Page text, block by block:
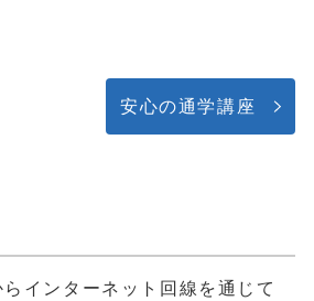
安心の通学講座
インターネット回線を通じて